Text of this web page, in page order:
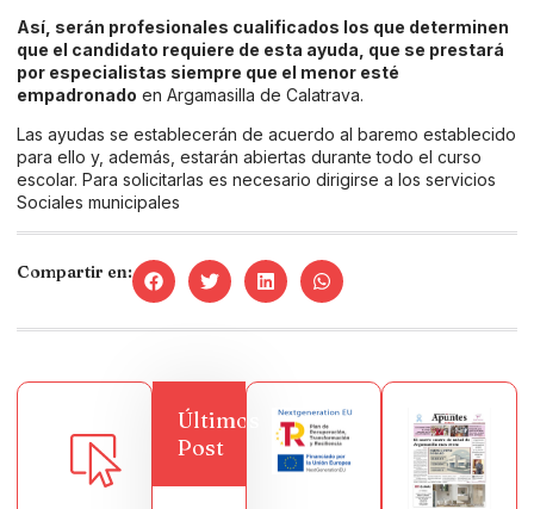
Así, serán profesionales cualificados los que determinen
que el candidato requiere de esta ayuda, que se prestará
por especialistas siempre que el menor esté
empadronado en Argamasilla de Calatrava.
Las ayudas se establecerán de acuerdo al baremo establecido
para ello y, además, estarán abiertas durante todo el curso
escolar. Para solicitarlas es necesario dirigirse a los servicios
Sociales municipales
Compartir en:
Últimos
Post